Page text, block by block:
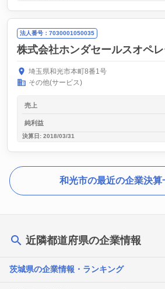
法人番号：7030001050035
埼玉県和光市本町8番1号
その他(サービス)
売上
純利益
決算日: 2018/03/31
和光市の最近の企業決算
近隣都道府県の企業情報
茨城県の企業情報・ランキング